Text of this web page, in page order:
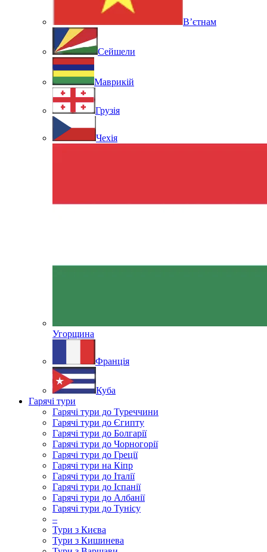
В’єтнам
Сейшели
Маврикій
Грузія
Чехія
Угорщина
Франція
Куба
Гарячі тури
Гарячі тури до Туреччини
Гарячі тури до Єгипту
Гарячі тури до Болгарії
Гарячі тури до Чорногорії
Гарячі тури до Греції
Гарячі тури на Кіпр
Гарячі тури до Італії
Гарячі тури до Іспанії
Гарячі тури до Албанії
Гарячі тури до Тунісу
–
Тури з Києва
Тури з Кишинева